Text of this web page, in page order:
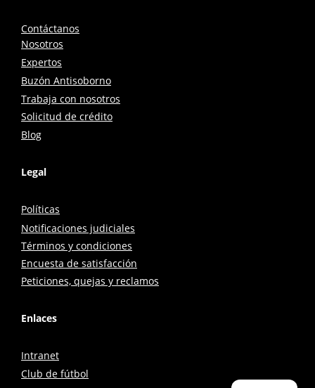
Contáctanos
Nosotros
Expertos
Buzón Antisoborno
Trabaja con nosotros
Solicitud de crédito
Blog
Legal
Políticas
Notificaciones judiciales
Términos y condiciones
Encuesta de satisfacción
Peticiones, quejas y reclamos
Enlaces
Intranet
Club de fútbol